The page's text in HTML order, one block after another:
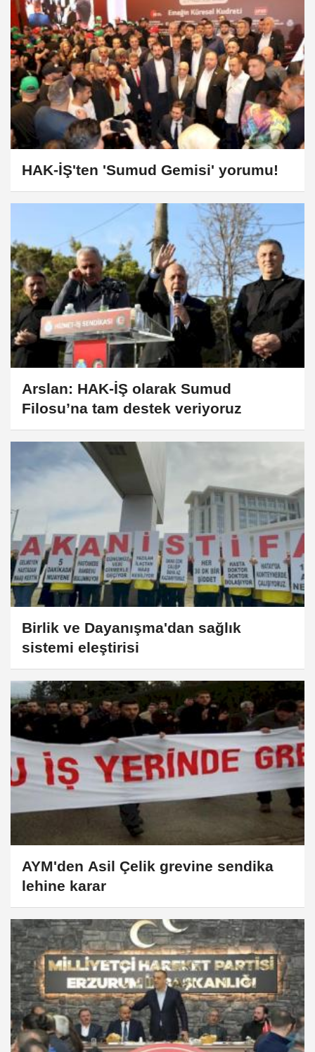
HAK-İŞ'ten 'Sumud Gemisi' yorumu!
Arslan: HAK-İŞ olarak Sumud
Filosu’na tam destek veriyoruz
Birlik ve Dayanışma'dan sağlık
sistemi eleştirisi
AYM'den Asil Çelik grevine sendika
lehine karar